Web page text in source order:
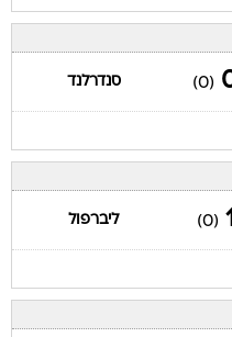
(0) סנדרלנד
(0) ליברפול